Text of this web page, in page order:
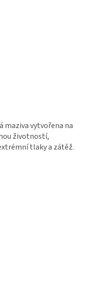
maziva vytvořena na
životností,
tlaky a zátěž.